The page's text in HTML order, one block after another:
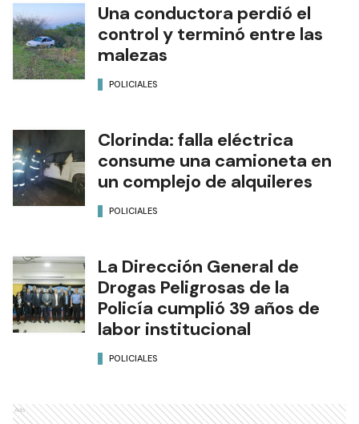
Una conductora perdió el
control y terminó entre las
malezas
POLICIALES
Clorinda: falla eléctrica
consume una camioneta en
un complejo de alquileres
POLICIALES
La Dirección General de
Drogas Peligrosas de la
Policía cumplió 39 años de
labor institucional
POLICIALES
Ads